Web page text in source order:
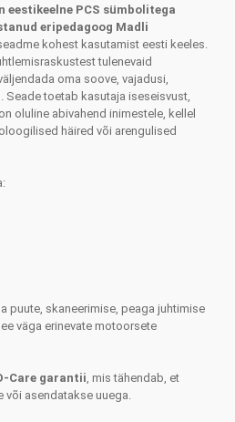
eestikeelne PCS sümbolitega
eripedagoog Madli
kohest kasutamist eesti keeles.
tulenevaid
oma soove, vajadusi,
Seade toetab kasutaja iseseisvust,
oluline abivahend inimestele, kellel
häired või arengulised
puute, skaneerimise, peaga juhtimise
väga erinevate motoorsete
Care garantii, mis tähendab, et
või asendatakse uuega.